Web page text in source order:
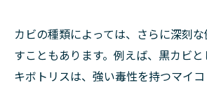
カビの種類によっては、さらに深刻
すこともあります。例えば、黒カビ
キボトリスは、強い毒性を持つマイ